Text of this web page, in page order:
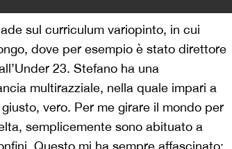
sul curriculum variopinto, in cui
dove per esempio è stato direttore
23. Stefano ha una
multirazziale, nella quale impari a
vero. Per me girare il mondo per
semplicemente sono abituato a